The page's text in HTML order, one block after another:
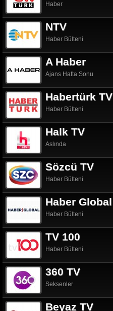
Haber
NTV
Haber Bülteni
A Haber
Ajans Hafta Sonu
Habertürk TV
Haber Bülteni
Halk TV
Aslında
Sözcü TV
Haber Bülteni
Haber Global
Haber Bülteni
TV 100
Haber Bülteni
360 TV
Seksenler
Beyaz TV